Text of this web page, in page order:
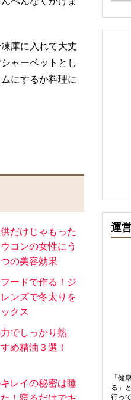
庫に入れて大丈
ャーベットとし
にするか料理に
だけじゃもった
コンの女性にう
の美容効果
ードで作る！ジ
ンズで冬太りを
クス
でしっかり熟
め精油３選！
レイの秘密は睡
！寝るだけでキ
運
「健
る」
行っ